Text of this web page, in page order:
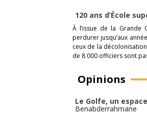
120 ans d’École
À l’issue de la Grande
perdurer jusqu’aux
ceux de la
de 8 000 officiers sont
Opinions
Le Golfe, un
Benabderrahmane